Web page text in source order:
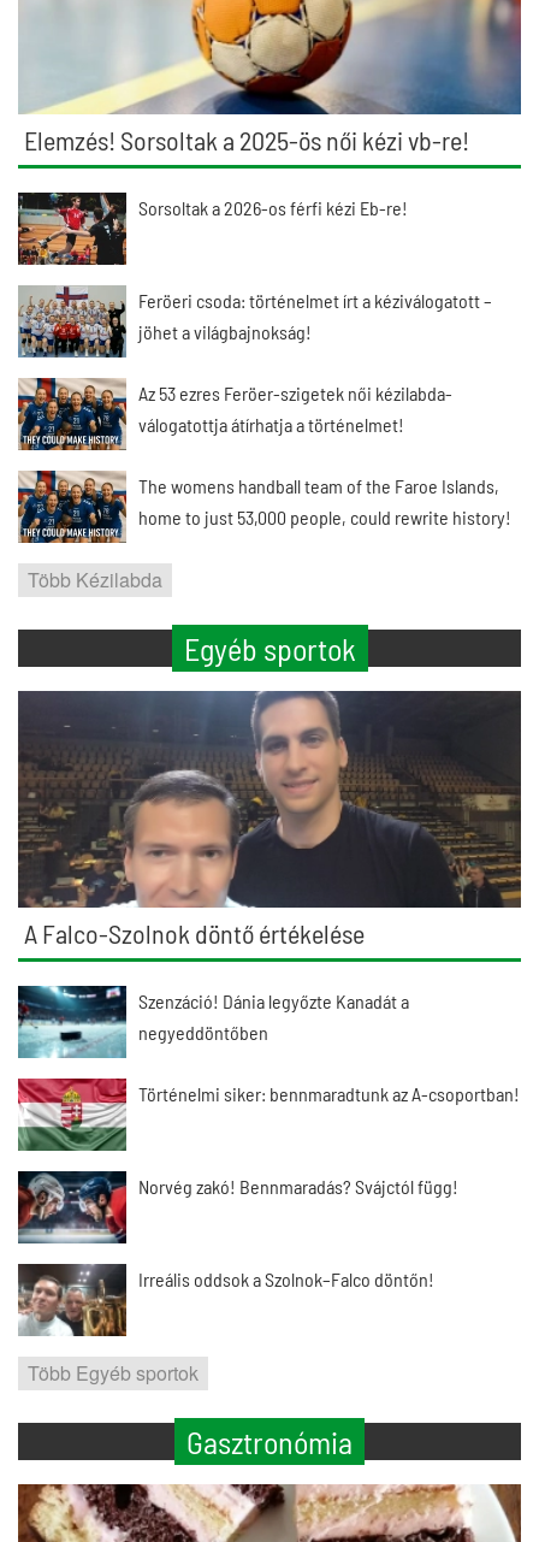
Elemzés! Sorsoltak a 2025-ös női kézi vb-re!
Sorsoltak a 2026-os férfi kézi Eb-re!
Feröeri csoda: történelmet írt a kéziválogatott –
jöhet a világbajnokság!
Az 53 ezres Feröer-szigetek női kézilabda-
válogatottja átírhatja a történelmet!
The womens handball team of the Faroe Islands,
home to just 53,000 people, could rewrite history!
Több Kézilabda
Egyéb sportok
A Falco-Szolnok döntő értékelése
Szenzáció! Dánia legyőzte Kanadát a
negyeddöntőben
Történelmi siker: bennmaradtunk az A-csoportban!
Norvég zakó! Bennmaradás? Svájctól függ!
Irreális oddsok a Szolnok–Falco döntőn!
Több Egyéb sportok
Gasztronómia